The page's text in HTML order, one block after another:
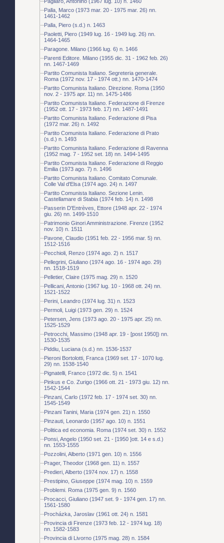
Palla, Marco (1973 mar. 20 - 1975 mar. 26) nn.
1461-1462
Palla, Piero (s.d.) n. 1463
Paoletti, Piero (1949 lug. 16 - 1949 lug. 26) nn.
1464-1465
Paragone. Milano (1966 lug. 6) n. 1466
Parenti Editore. Milano (1955 dic. 31 - 1962 feb. 26)
nn. 1467-1469
Partito Comunista Italiano. Segreteria generale.
Roma (1972 nov. 17 - 1974 ott.) nn. 1470-1474
Partito Comunista Italiano. Direzione. Roma (1950
nov. 2 - 1975 apr. 11) nn. 1475-1486
Partito Comunista Italiano. Federazione di Firenze
(1952 ott. 17 - 1973 feb. 17) nn. 1487-1491
Partito Comunista Italiano. Federazione di Pisa
(1972 mar. 26) n. 1492
Partito Comunista Italiano. Federazione di Prato
(s.d.) n. 1493
Partito Comunista Italiano. Federazione di Ravenna
(1952 mag. 7 - 1952 set. 18) nn. 1494-1495
Partito Comunista Italiano. Federazione di Reggio
Emilia (1973 ago. 7) n. 1496
Partito Comunista Italiano. Comitato Comunale.
Colle Val d'Elsa (1974 ago. 24) n. 1497
Partito Comunista Italiano. Sezione Lenin.
Castellamare di Stabia (1974 feb. 14) n. 1498
Passerin D'Entrèves, Ettore (1948 apr. 22 - 1974
giu. 26) nn. 1499-1510
Patrimonio Ginori Amministrazione. Firenze (1952
nov. 10) n. 1511
Pavone, Claudio (1951 feb. 22 - 1956 mar. 5) nn.
1512-1516
Pecchioli, Renzo (1974 ago. 2) n. 1517
Pellegrini, Giuliano (1974 ago. 16 - 1974 ago. 29)
nn. 1518-1519
Pelletier, Claire (1975 mag. 29) n. 1520
Pellicani, Antonio (1967 lug. 10 - 1968 ott. 24) nn.
1521-1522
Perini, Leandro (1974 lug. 31) n. 1523
Permoli, Luigi (1973 gen. 29) n. 1524
Petersen, Jens (1973 ago. 20 - 1975 apr. 25) nn.
1525-1529
Petrocchi, Massimo (1948 apr. 19 - [post 1950]) nn.
1530-1535
Piddiu, Luciana (s.d.) nn. 1536-1537
Pieroni Bortolotti, Franca (1969 set. 17 - 1070 lug.
29) nn. 1538-1540
Pignatelli, Franco (1972 dic. 5) n. 1541
Pinkus e Co. Zurigo (1966 ott. 21 - 1973 giu. 12) nn.
1542-1544
Pinzani, Carlo (1972 feb. 17 - 1974 set. 30) nn.
1545-1549
Pinzani Tanini, Maria (1974 gen. 21) n. 1550
Pinzauti, Leonardo (1957 ago. 10) n. 1551
Politica ed economia. Roma (1974 set. 30) n. 1552
Ponsi, Angelo (1950 set. 21 - [1950 ]ott. 14 e s.d.)
nn. 1553-1555
Pozzolini, Alberto (1971 gen. 10) n. 1556
Prager, Theodor (1968 gen. 11) n. 1557
Predieri, Alberto (1974 nov. 17) n. 1558
Prestipino, Giuseppe (1974 mag. 10) n. 1559
Problemi. Roma (1975 gen. 9) n. 1560
Procacci, Giuliano (1947 set. 9 - 1974 gen. 17) nn.
1561-1580
Procházka, Jaroslav (1961 ott. 24) n. 1581
Provincia di Firenze (1973 feb. 12 - 1974 lug. 18)
nn. 1582-1583
Provincia di Livorno (1975 mag. 28) n. 1584